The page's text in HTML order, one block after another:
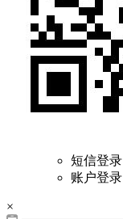
短信登录
账户登录
×